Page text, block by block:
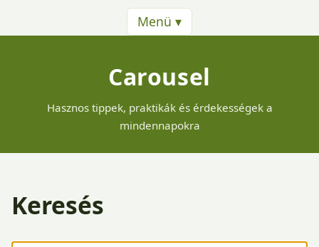
Menü ▾
Carousel
Hasznos tippek, praktikák és érdekességek a
mindennapokra
Keresés